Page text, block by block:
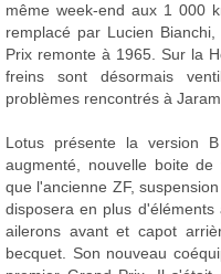
même week-end aux 1 000
remplacé par Lucien
Prix remonte à 1965. Sur la
freins sont désormais
problèmes rencontrés à
Lotus présente la version
augmenté, nouvelle boite
que l'ancienne ZF,
disposera en plus
ailerons avant et capot
becquet. Son nouveau